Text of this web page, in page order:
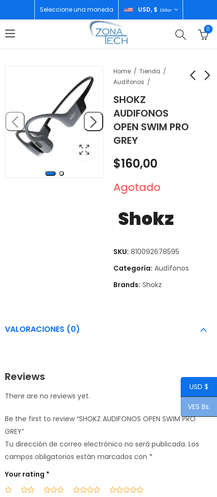
Seleccione una moneda USD, $ Dólar
0
Home
Tienda
Audífonos
SHOKZ
AUDIFONOS
OPEN SWIM PRO
GREY
SONIDO
AWSBC800SWW
$75,00
DE ENERGIA PORTATIL
RIVER 2 MAX 512WH
$390,00
$160,00
Agotado
Shokz
SKU: 810092678595
Categoría: Audífonos
Brands: Shokz
VALORACIONES (0)
Reviews
There are no reviews yet.
Be the first to review “SHOKZ AUDIFONOS OPEN SWIM PRO
GREY”
Tu dirección de correo electrónico no será publicada. Los
campos obligatorios están marcados con *
Your rating *
USD $
VES Bs.